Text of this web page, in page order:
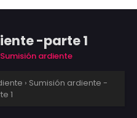
-parte 1
Sumisión ardiente
› Sumisión ardiente -
1